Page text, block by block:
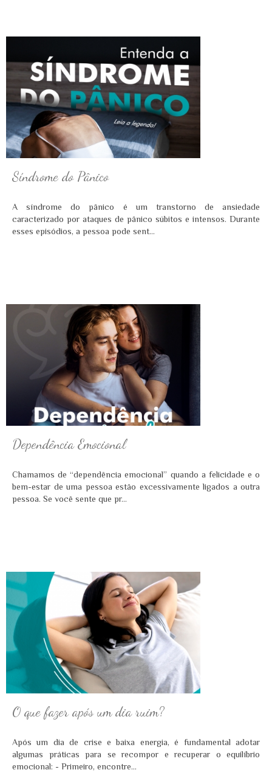
Síndrome do Pânico
A síndrome do pânico é um transtorno de ansiedade
caracterizado por ataques de pânico súbitos e intensos. Durante
esses episódios, a pessoa pode sent...
Dependência Emocional
Chamamos de “dependência emocional” quando a felicidade e o
bem-estar de uma pessoa estão excessivamente ligados a outra
pessoa. Se você sente que pr...
O que fazer após um dia ruim?
Após um dia de crise e baixa energia, é fundamental adotar
algumas práticas para se recompor e recuperar o equilíbrio
emocional: - Primeiro, encontre...